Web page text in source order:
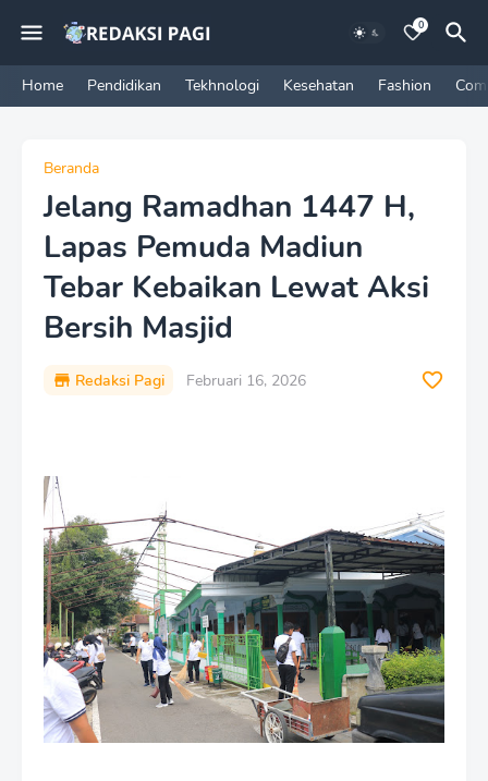
0
Home Pendidikan Tekhnologi Kesehatan Fashion
Beranda
Jelang Ramadhan 1447 H,
Lapas Pemuda Madiun
Tebar Kebaikan Lewat Aksi
Bersih Masjid
Redaksi Pagi Februari 16, 2026
u
m
B
y
R
a
u
s
h
a
n
D